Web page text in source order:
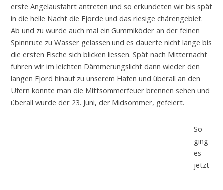
erste Angelausfahrt antreten und so erkundeten wir bis spät
in die helle Nacht die Fjorde und das riesige chärengebiet.
Ab und zu wurde auch mal ein Gummiköder an der feinen
Spinnrute zu Wasser gelassen und es dauerte nicht lange bis
die ersten Fische sich blicken liessen. Spät nach Mitternacht
fuhren wir im leichten Dämmerungslicht dann wieder den
langen Fjord hinauf zu unserem Hafen und überall an den
Ufern konnte man die Mittsommerfeuer brennen sehen und
überall wurde der 23. Juni, der Midsommer, gefeiert.
So
ging
es
jetzt